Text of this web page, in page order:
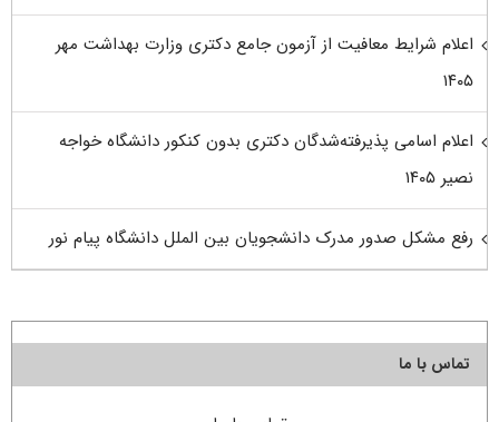
اعلام شرایط معافیت از آزمون جامع دکتری وزارت بهداشت مهر
۱۴۰۵
اعلام اسامی پذیرفته‌شدگان دکتری بدون کنکور دانشگاه خواجه
نصیر ۱۴۰۵
رفع مشکل صدور مدرک دانشجویان بین الملل دانشگاه پیام نور
تماس با ما